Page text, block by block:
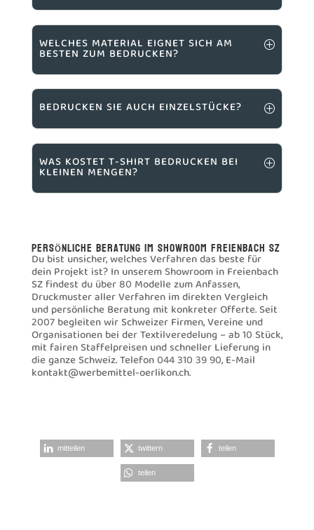
WELCHES MATERIAL EIGNET SICH AM
BESTEN ZUM BEDRUCKEN?
BEDRUCKEN SIE AUCH EINZELSTÜCKE?
WAS KOSTET T-SHIRT BEDRUCKEN BEI
KLEINEN MENGEN?
Persönliche Beratung im Showroom Freienbach SZ
Du bist unsicher, welches Verfahren das beste für
dein Projekt ist? In unserem Showroom in Freienbach
SZ findest du über 80 Modelle zum Anfassen,
Druckmuster aller Verfahren im direkten Vergleich
und persönliche Beratung mit konkreter Offerte. Seit
2007 begleiten wir Schweizer Firmen, Vereine und
Organisationen bei der Textilveredelung – ab 10 Stück,
mit fairen Staffelpreisen und schneller Lieferung in
die ganze Schweiz. Telefon 044 310 39 90, E-Mail
kontakt@werbemittel-oerlikon.ch.
mitteilen twittern teilen
teilen